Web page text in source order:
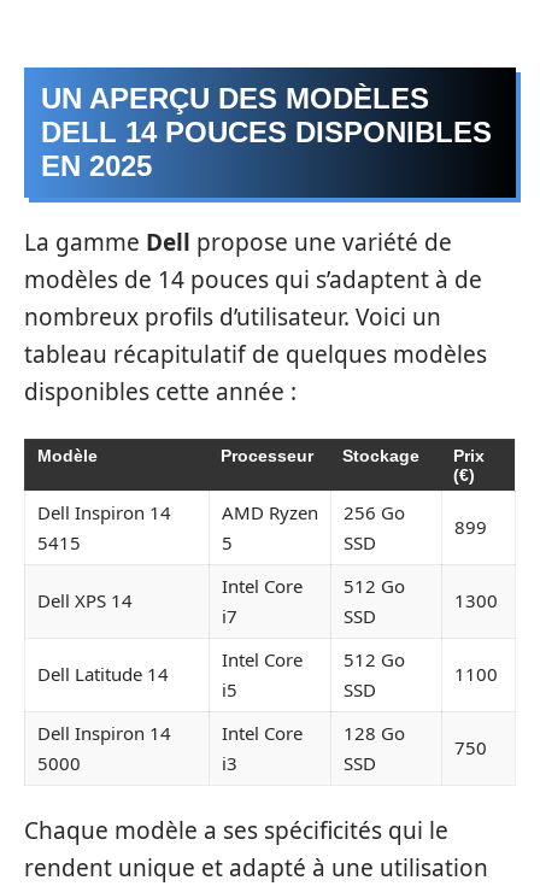
UN APERÇU DES MODÈLES
DELL 14 POUCES DISPONIBLES
EN 2025
La gamme Dell propose une variété de
modèles de 14 pouces qui s’adaptent à de
nombreux profils d’utilisateur. Voici un
tableau récapitulatif de quelques modèles
disponibles cette année :
Modèle Processeur Stockage
Prix
(€)
Dell Inspiron 14
5415
AMD Ryzen
5
256 Go
SSD
899
Dell XPS 14
Intel Core
i7
512 Go
SSD
1300
Dell Latitude 14
Intel Core
i5
512 Go
SSD
1100
Dell Inspiron 14
5000
Intel Core
i3
128 Go
SSD
750
Chaque modèle a ses spécificités qui le
rendent unique et adapté à une utilisation